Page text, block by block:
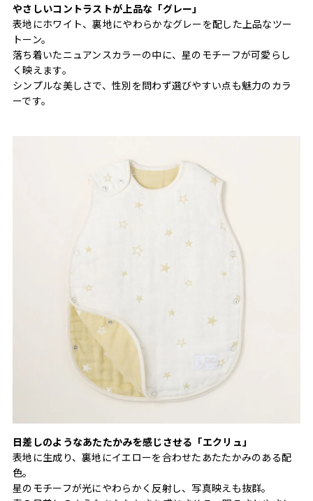
やさしいコントラストが上品な「グレー」
表地にホワイト、裏地にやわらかなグレーを配した上品なツー
トーン。
落ち着いたニュアンスカラーの中に、星のモチーフが可愛らし
く映えます。
シンプルな美しさで、性別を問わず選びやすい点も魅力のカラ
ーです。
日差しのようなあたたかみを感じさせる「エクリュ」
表地に生成り、裏地にイエローを合わせたあたたかみのある配
色。
星のモチーフが光にやわらかく反射し、写真映えも抜群。